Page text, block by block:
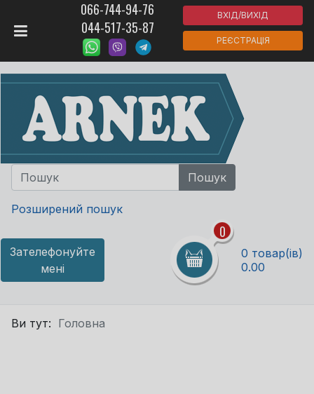
066-744-94-76
044-517-35-87
ВХІД/ВИХІД
РЕЄСТРАЦІЯ
Розширений пошук
Зателефонуйте
мені
0
0 товар(ів)
0.00
Ви тут: Головна